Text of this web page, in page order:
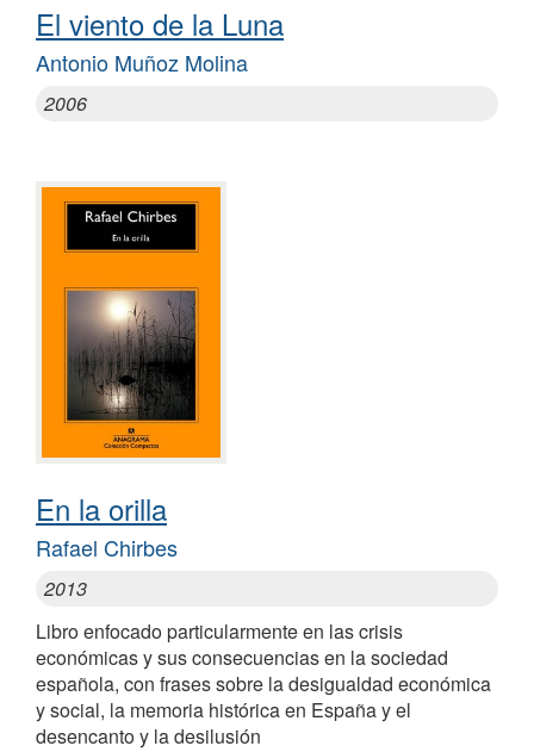
El viento de la Luna
Antonio Muñoz Molina
2006
En la orilla
Rafael Chirbes
2013
Libro enfocado particularmente en las crisis
económicas y sus consecuencias en la sociedad
española, con frases sobre la desigualdad económica
y social, la memoria histórica en España y el
desencanto y la desilusión